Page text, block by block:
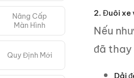
Nâng Cấp
Màn Hình
Quy Định Mới
2. Đuôi xe
Nếu
đã thay
Dải